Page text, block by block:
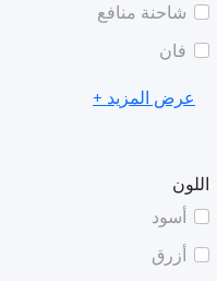
شاحنة منافع
فان
عرض المزيد +
اللون
أسود
أزرق